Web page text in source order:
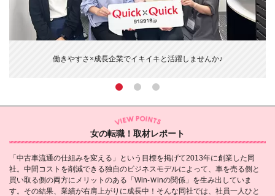
働きやすさ×成長企業でイキイキと活躍しませんか♪
女の転職！取材レポート
「中古車流通の仕組みを変える」という目標を掲げて2013年に創業した同
社。中間コストを削減できる独自のビジネスモデルによって、車を売る側と
買い取る側の両方にメリットのある「Win-Ｗinの関係」を生み出していま
す。その結果、業績が右肩上がりに成長中！そんな同社では、社員一人ひと